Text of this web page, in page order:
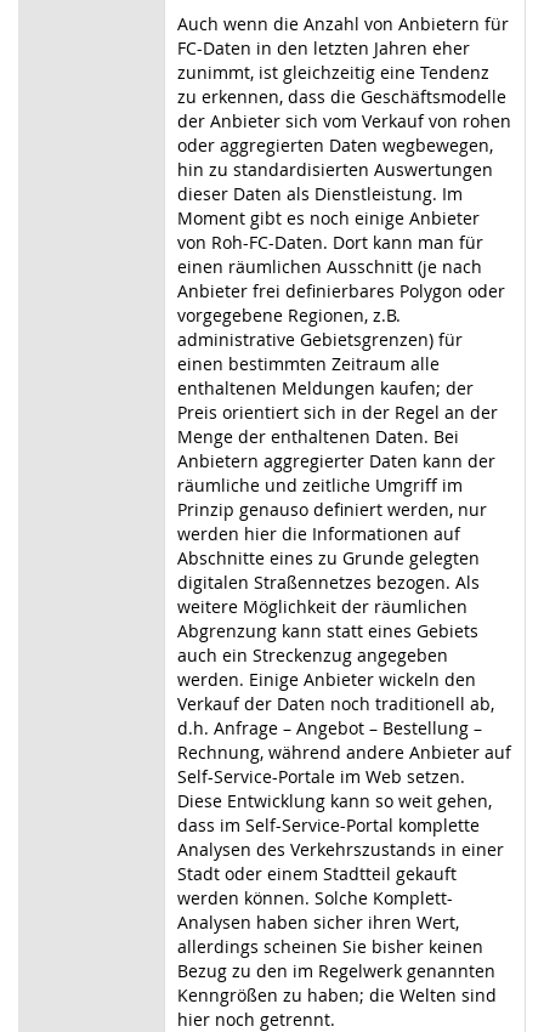
Auch wenn die Anzahl von Anbietern für
FC-Daten in den letzten Jahren eher
zunimmt, ist gleichzeitig eine Tendenz
zu erkennen, dass die Geschäftsmodelle
der Anbieter sich vom Verkauf von rohen
oder aggregierten Daten wegbewegen,
hin zu standardisierten Auswertungen
dieser Daten als Dienstleistung. Im
Moment gibt es noch einige Anbieter
von Roh-FC-Daten. Dort kann man für
einen räumlichen Ausschnitt (je nach
Anbieter frei definierbares Polygon oder
vorgegebene Regionen, z.B.
administrative Gebietsgrenzen) für
einen bestimmten Zeitraum alle
enthaltenen Meldungen kaufen; der
Preis orientiert sich in der Regel an der
Menge der enthaltenen Daten. Bei
Anbietern aggregierter Daten kann der
räumliche und zeitliche Umgriff im
Prinzip genauso definiert werden, nur
werden hier die Informationen auf
Abschnitte eines zu Grunde gelegten
digitalen Straßennetzes bezogen. Als
weitere Möglichkeit der räumlichen
Abgrenzung kann statt eines Gebiets
auch ein Streckenzug angegeben
werden. Einige Anbieter wickeln den
Verkauf der Daten noch traditionell ab,
d.h. Anfrage – Angebot – Bestellung –
Rechnung, während andere Anbieter auf
Self-Service-Portale im Web setzen.
Diese Entwicklung kann so weit gehen,
dass im Self-Service-Portal komplette
Analysen des Verkehrszustands in einer
Stadt oder einem Stadtteil gekauft
werden können. Solche Komplett-
Analysen haben sicher ihren Wert,
allerdings scheinen Sie bisher keinen
Bezug zu den im Regelwerk genannten
Kenngrößen zu haben; die Welten sind
hier noch getrennt.